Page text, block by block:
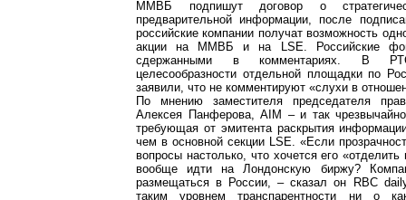
ММВБ подпишут договор о
предварительной информации, после
российские компании получат возможность
акции на ММВБ и на LSE. Российские
сдержанными в комментариях. В
целесообразности отдельной площадки по
заявили, что не комментируют «слухи в
По мнению заместителя председателя
Алексея Панферова, AIM – и так
требующая от эмитента раскрытия
чем в основной секции LSE. «Если
вопросы настолько, что хочется его «отделить
вообще идти на Лондонскую биржу?
размещаться в России, – сказал он RBC
таким уровнем транспарентности ни о